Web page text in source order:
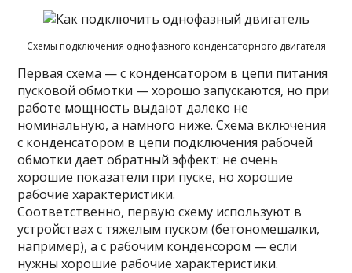
Схемы подключения однофазного конденсаторного двигателя
Первая схема — с конденсатором в цепи питания
пусковой обмотки — хорошо запускаются, но при
работе мощность выдают далеко не
номинальную, а намного ниже. Схема включения
с конденсатором в цепи подключения рабочей
обмотки дает обратный эффект: не очень
хорошие показатели при пуске, но хорошие
рабочие характеристики.
Соответственно, первую схему используют в
устройствах с тяжелым пуском (бетономешалки,
например), а с рабочим конденсором — если
нужны хорошие рабочие характеристики.